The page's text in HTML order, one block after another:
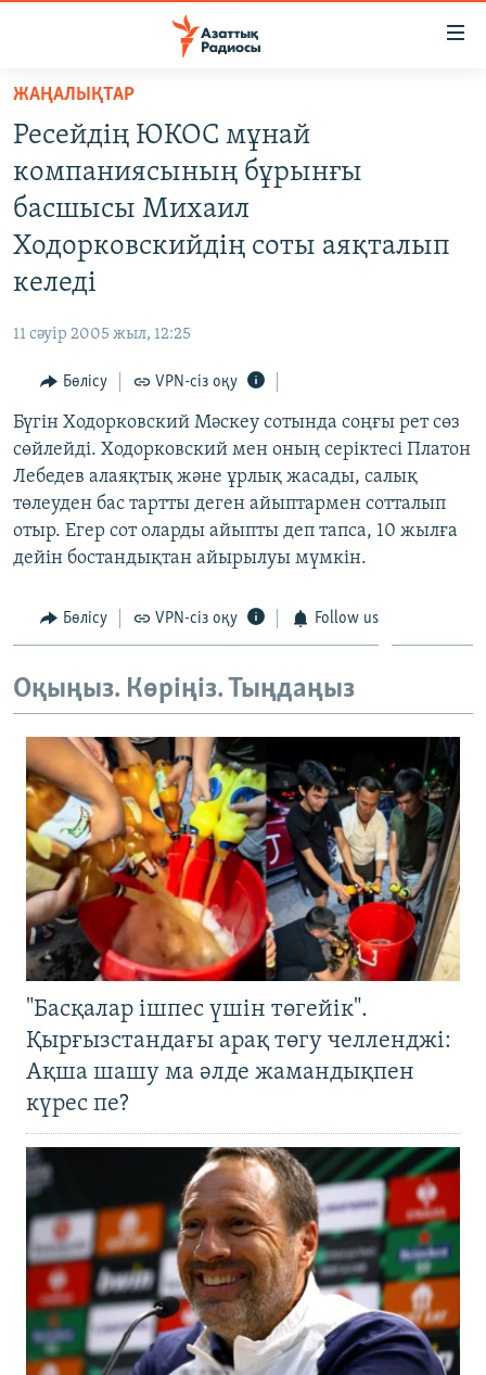
Skip
main
content
Skip
main
Navigation
to
AZATTYQTV
ҚАҢТАР ОҚИҒАСЫ
АДАМ ҚҰҚЫҚТАРЫ
ӘЛЕМ
АРНАЙЫ ЖОБАЛАР
Русский
ЖАЗЫЛЫҢЫЗ
Басқа тілдерде
ЖАҢАЛЫҚТАР
Ресейдің ЮКОС мұнай
компаниясының бұрынғы
басшысы Михаил
Ходорковскийдің соты аяқталып
келеді
11 сәуір 2005 жыл, 12:25
Бөлісу VPN-сіз оқу
Бүгін Ходорковский Мәскеу сотында соңғы рет сөз
сөйлейді. Ходорковский мен оның серіктесі Платон
Лебедев алаяқтық және ұрлық жасады, салық
төлеуден бас тартты деген айыптармен сотталып
отыр. Егер сот оларды айыпты деп тапса, 10 жылға
дейін бостандықтан айырылуы мүмкін.
Бөлісу VPN-сіз оқу Follow us
Оқыңыз. Көріңіз. Тыңдаңыз
"Басқалар ішпес үшін төгейік".
Қырғызстандағы арақ төгу челленджі:
Ақша шашу ма әлде жамандықпен
күрес пе?